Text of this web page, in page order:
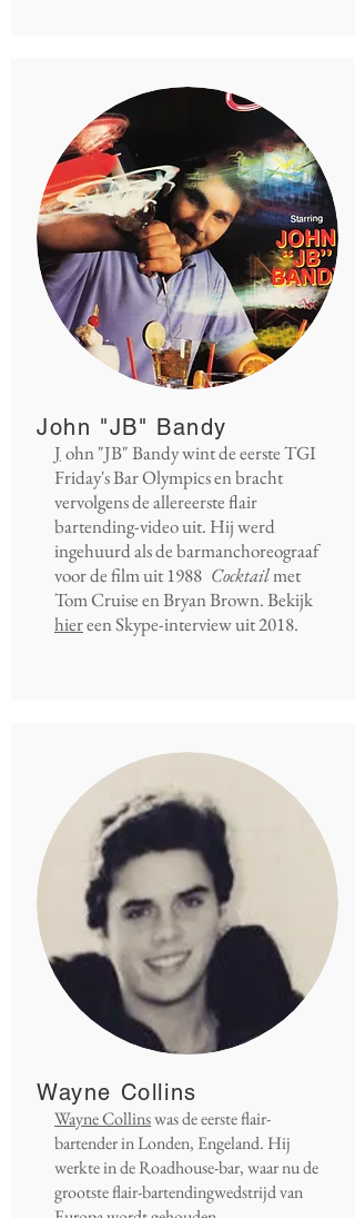
John "JB" Bandy
J ohn "JB" Bandy wint de eerste TGI
Friday's Bar Olympics en bracht
vervolgens de allereerste flair
bartending-video uit. Hij werd
ingehuurd als de barmanchoreograaf
voor de film uit 1988 Cocktailmet
Tom Cruise en Bryan Brown. Bekijk
hiereen Skype-interview uit 2018.
Wayne Collins
Wayne Collinswas de eerste flair-
bartender in Londen, Engeland. Hij
werkte in de Roadhouse-bar, waar nu de
grootste flair-bartendingwedstrijd van